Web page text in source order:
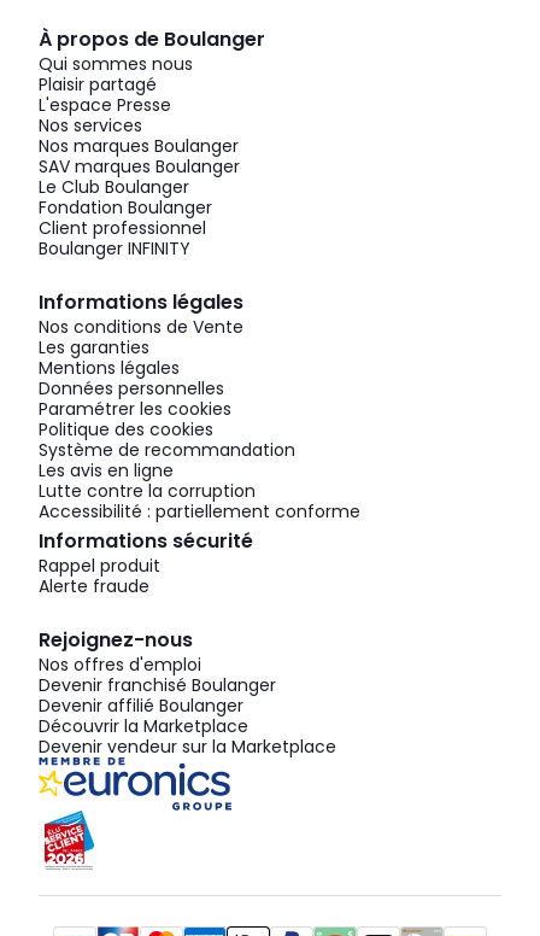
À propos de Boulanger
Qui sommes nous
Plaisir partagé
L'espace Presse
Nos services
Nos marques Boulanger
SAV marques Boulanger
Le Club Boulanger
Fondation Boulanger
Client professionnel
Boulanger INFINITY
Informations légales
Nos conditions de Vente
Les garanties
Mentions légales
Données personnelles
Paramétrer les cookies
Politique des cookies
Système de recommandation
Les avis en ligne
Lutte contre la corruption
Accessibilité : partiellement conforme
Informations sécurité
Rappel produit
Alerte fraude
Rejoignez-nous
Nos offres d'emploi
Devenir franchisé Boulanger
Devenir affilié Boulanger
Découvrir la Marketplace
Devenir vendeur sur la Marketplace